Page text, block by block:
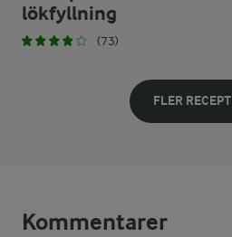
lökfyllning
(73)
FLER RECEPT
Kommentarer